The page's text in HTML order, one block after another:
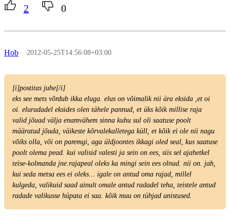
2 0
Hob 2012-05-25T14:56:08+03:00
[i]postitas juhe[/i]
eks see mets võrdub ikka eluga. elus on võimalik nii ära eksida ,et oi
oi. eluradadel eksides olen tähele pannud, et üks kõik millise raja
valid jõuad välja enamvähem sinna kuhu sul oli saatuse poolt
määratud jõuda, väikeste kõrvalekalletega küll, et kõik ei ole nii nagu
võiks olla, või on paremgi, aga üldjoontes ikkagi oled seal, kus saatuse
poolt olema pead. kui valisid valesti ja sein on ees, siis sel ajahetkel
teise-kolmanda jne.rajapeal oleks ka mingi sein ees olnud. nii on. jah,
kui seda metsa ees ei oleks... igale on antud oma rajad, millel
kulgeda, valikuid saad ainult omale antud radadel teha, teistele antud
radade valikusse hüpata ei saa. kõik muu on tühjad unistused.